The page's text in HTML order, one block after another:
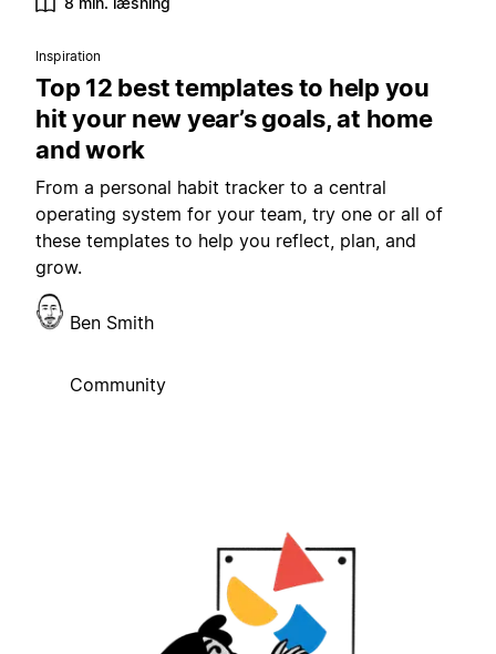
Inspiration
Top 12 best templates to help you
hit your new year’s goals, at home
and work
From a personal habit tracker to a central
operating system for your team, try one or all of
these templates to help you reflect, plan, and
grow.
Ben Smith
Community